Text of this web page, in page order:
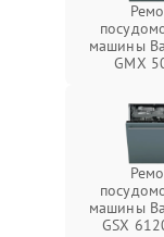
машины
GMX
машины
GSX